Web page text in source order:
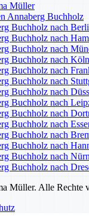
Müller
Annaberg Buchholz
Buchholz nach
Buchholz nach
Buchholz nach
Buchholz nach Köln
Buchholz nach
Buchholz nach
Buchholz nach
Buchholz nach
Buchholz nach
Buchholz nach
Buchholz nach
Buchholz nach
Buchholz nach
Buchholz nach
Müller. Alle Rechte